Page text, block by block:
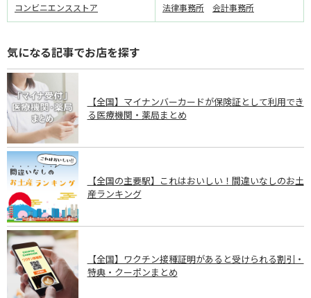
コンビニエンスストア
法律事務所
会計事務所
気になる記事でお店を探す
【全国】マイナンバーカードが保険証として利用でき
る医療機関・薬局まとめ
【全国の主要駅】これはおいしい！間違いなしのお土
産ランキング
【全国】ワクチン接種証明があると受けられる割引・
特典・クーポンまとめ